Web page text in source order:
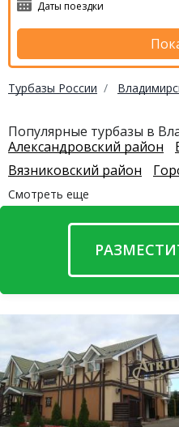
Турбазы России
Популярные турбазы в
Александровский район
Вязниковский район
Смотреть еще
Красноборский район
Северодвинск